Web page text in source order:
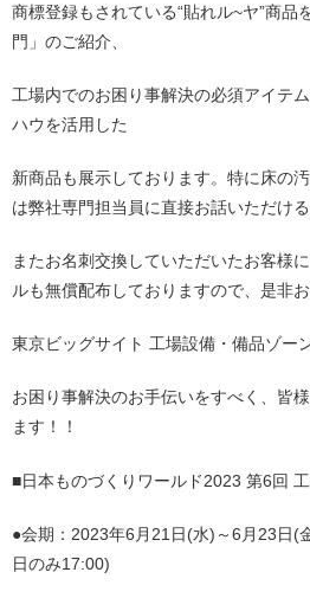
商標登録もされている“貼れル~ヤ”商品
門」のご紹介、
工場内でのお困り事解決の必須アイテ
ハウを活用した
新商品も展示しております。特に床の
は弊社専門担当員に直接お話いただけ
またお名刺交換していただいたお客様
ルも無償配布しておりますので、是非
東京ビッグサイト 工場設備・備品ゾー
お困り事解決のお手伝いをすべく、皆
ます！！
■日本ものづくりワールド2023 第6回
●会期：2023年6月21日(水)～6月23日
日のみ17:00)